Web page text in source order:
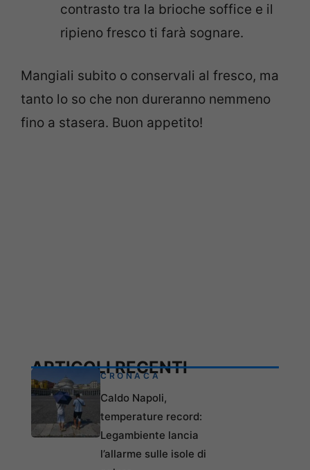
contrasto tra la brioche soffice e il
ripieno fresco ti farà sognare.
Mangiali subito o conservali al fresco, ma
tanto lo so che non dureranno nemmeno
fino a stasera. Buon appetito!
ARTICOLI RECENTI
CRONACA
Caldo Napoli,
temperature record:
Legambiente lancia
l’allarme sulle isole di